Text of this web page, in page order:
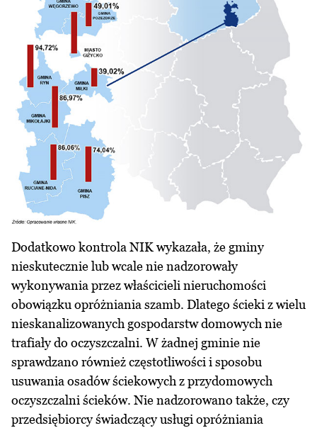
Dodatkowo kontrola NIK wykazała, że gminy
nieskutecznie lub wcale nie nadzorowały
wykonywania przez właścicieli nieruchomości
obowiązku opróżniania szamb. Dlatego ścieki z wielu
nieskanalizowanych gospodarstw domowych nie
trafiały do oczyszczalni. W żadnej gminie nie
sprawdzano również częstotliwości i sposobu
usuwania osadów ściekowych z przydomowych
oczyszczalni ścieków. Nie nadzorowano także, czy
przedsiębiorcy świadczący usługi opróżniania